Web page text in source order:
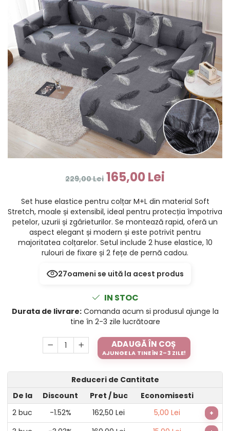
229,00 Lei 165,00 Lei
Set huse elastice pentru colțar M+L din material Soft
Stretch, moale și extensibil, ideal pentru protecția împotriva
petelor, uzurii și zgârieturilor. Se montează rapid, oferă un
aspect elegant și modern și este potrivit pentru
majoritatea colțarelor. Setul include 2 huse elastice, 10
rulouri de fixare și 2 fețe de pernă cadou.
27oameni se uită la acest produs
IN STOC
Durata de livrare:Comanda acum si produsul ajunge la
tine în 2-3 zile lucrătoare
ADAUGĂ ÎN COȘ
AJUNGE LA TINE ÎN 2–3 ZILE!
Reduceri de Cantitate
De la
Discount Pret / buc
Economisesti
2 buc -1.52% 162,50 Lei 5,00 Lei +